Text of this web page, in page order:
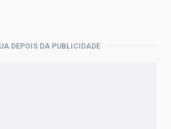
DEPOIS DA PUBLICIDADE